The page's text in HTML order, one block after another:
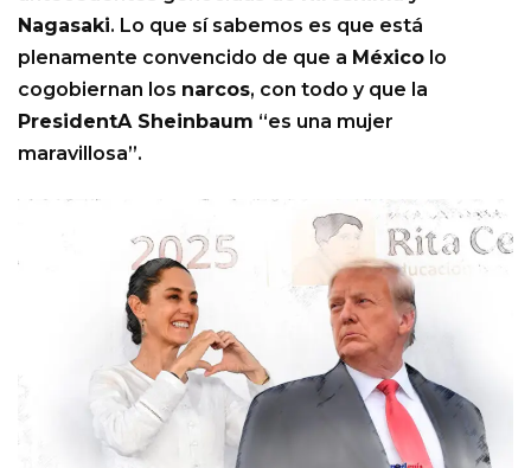
Nagasaki. Lo que sí sabemos es que está
plenamente convencido de que a México lo
cogobiernan los narcos, con todo y que la
PresidentA Sheinbaum “es una mujer
maravillosa”.